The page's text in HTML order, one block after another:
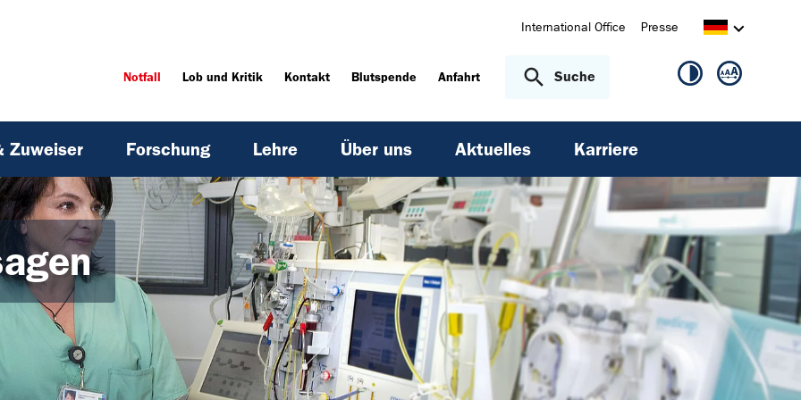
International Office Presse
Notfall Lob und Kritik Kontakt Blutspende Anfahrt Suche
Zuweiser Forschung Lehre Über uns Aktuelles Karriere